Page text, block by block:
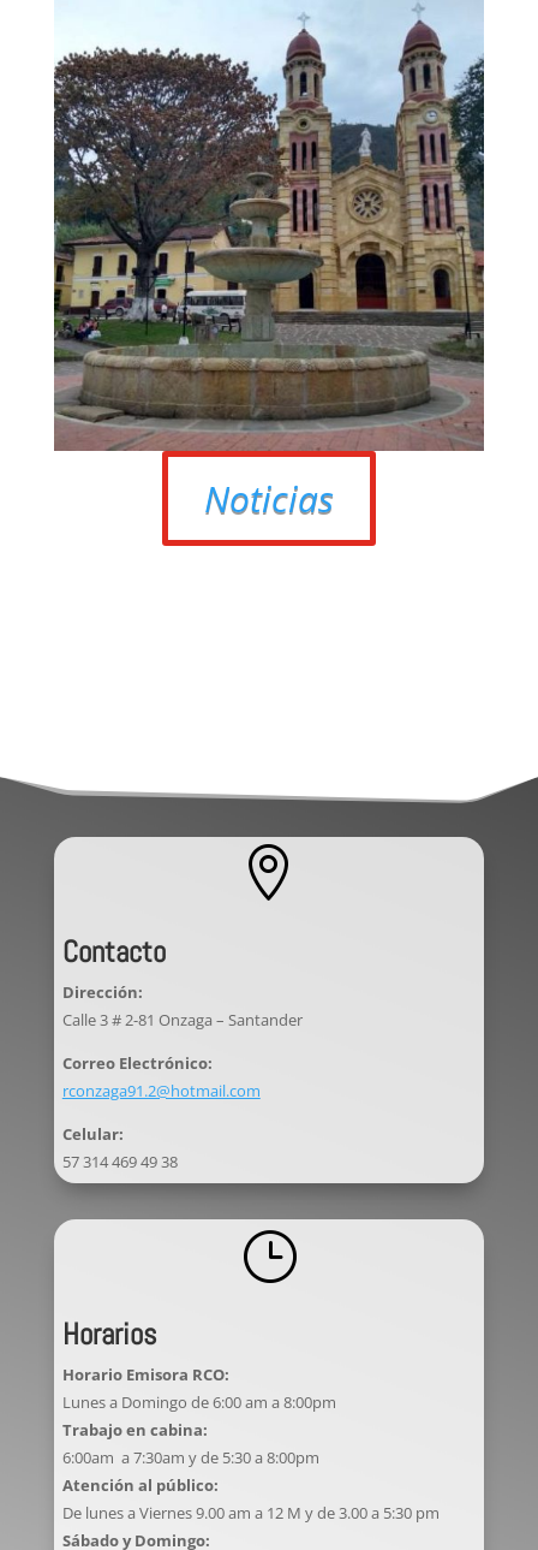
Noticias

Contacto
Dirección:
Calle 3 # 2-81 Onzaga – Santander
Correo Electrónico:
rconzaga91.2@hotmail.com
Celular:
57 314 469 49 38
}
Horarios
Horario Emisora RCO:
Lunes a Domingo de 6:00 am a 8:00pm
Trabajo en cabina:
6:00am a 7:30am y de 5:30 a 8:00pm
Atención al público:
De lunes a Viernes 9.00 am a 12 M y de 3.00 a 5:30 pm
Sábado y Domingo: